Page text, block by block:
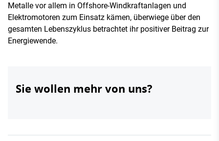
Metalle vor allem in Offshore-Windkraftanlagen und
Elektromotoren zum Einsatz kämen, überwiege über den
gesamten Lebenszyklus betrachtet ihr positiver Beitrag zur
Energiewende.
Sie wollen mehr von uns?